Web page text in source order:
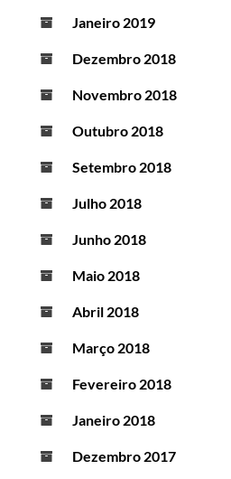
Janeiro 2019
Dezembro 2018
Novembro 2018
Outubro 2018
Setembro 2018
Julho 2018
Junho 2018
Maio 2018
Abril 2018
Março 2018
Fevereiro 2018
Janeiro 2018
Dezembro 2017